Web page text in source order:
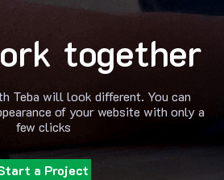
a Project
together
Teba will look different. You can
of your website with only a
few clicks